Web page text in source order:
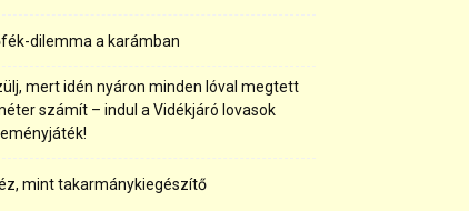
dilemma a karámban
mert idén nyáron minden lóval megtett
számít – indul a Vidékjáró lovasok
mint takarmánykiegészítő